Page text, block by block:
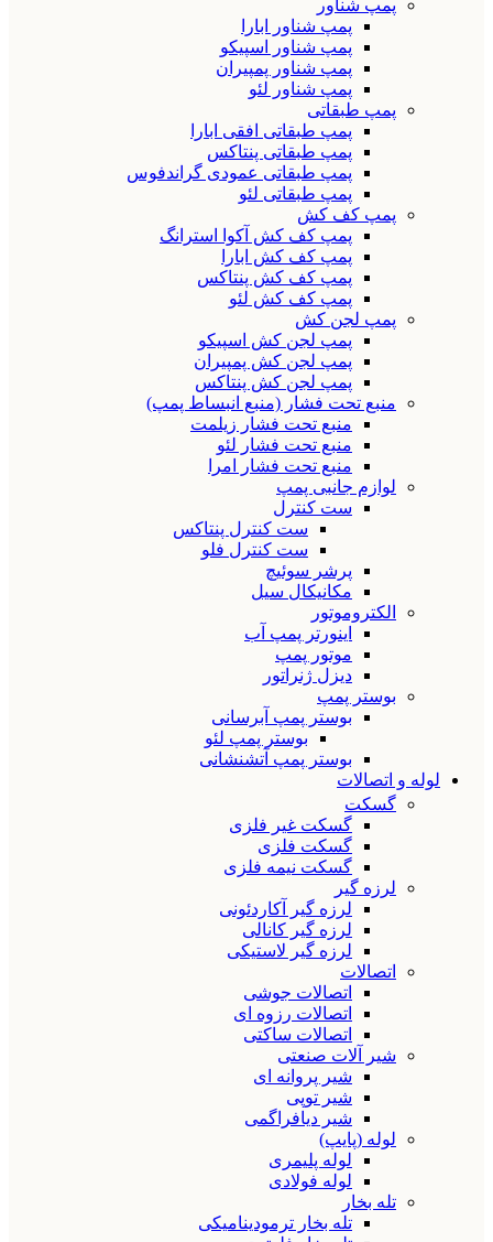
پمپ شناور
پمپ شناور ابارا
پمپ شناور اسپیکو
پمپ شناور پمپیران
پمپ شناور لئو
پمپ طبقاتی
پمپ طبقاتی افقی ابارا
پمپ طبقاتی پنتاکس
پمپ طبقاتی عمودی گراندفوس
پمپ طبقاتی لئو
پمپ کف کش
پمپ کف کش آکوا استرانگ
پمپ کف کش ابارا
پمپ کف کش پنتاکس
پمپ کف کش لئو
پمپ لجن کش
پمپ لجن کش اسپیکو
پمپ لجن کش پمپیران
پمپ لجن کش پنتاکس
منبع تحت فشار (منبع انبساط پمپ)
منبع تحت فشار زیلمت
منبع تحت فشار لئو
منبع تحت فشار امرا
لوازم جانبی پمپ
ست کنترل
ست کنترل پنتاکس
ست کنترل فلو
پرشر سوئیچ
مکانیکال سیل
الکتروموتور
اینورتر پمپ آب
موتور پمپ
دیزل ژنراتور
بوستر پمپ
بوستر پمپ آبرسانی
بوستر پمپ لئو
بوستر پمپ آتشنشانی
لوله و اتصالات
گسکت
گسکت غیر فلزی
گسکت فلزی
گسکت نیمه فلزی
لرزه گیر
لرزه گیر آکاردئونی
لرزه گیر کانالی
لرزه گیر لاستیکی
اتصالات
اتصالات جوشی
اتصالات رزوه ای
اتصالات ساکتی
شیر آلات صنعتی
شیر پروانه ای
شیر توپی
شیر دیافراگمی
لوله (پایپ)
لوله پلیمری
لوله فولادی
تله بخار
تله بخار ترمودینامیکی